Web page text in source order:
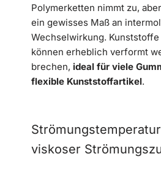
Polymerketten nimmt zu,
ein gewisses Maß an
Wechselwirkung.
können erheblich verformt
brechen, ideal für viele
flexible Kunststoffartikel.
viskoser